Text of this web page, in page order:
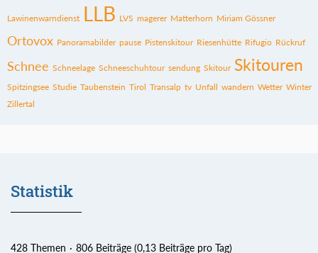
Lawinenwarndienst LLB LVS magerer Matterhorn Miriam Gössner
Ortovox Panoramabilder pause Pistenskitour Riesenhütte Rifugio Rückruf
Schnee Schneelage Schneeschuhtour sendung Skitour Skitouren
Spitzingsee Studie Taubenstein Tirol Transalp tv Unfall wandern Wetter Winter
Zillertal
Statistik
428 Themen 806 Beiträge (0,13 Beiträge pro Tag)